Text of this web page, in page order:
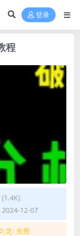
登录
程
2024-12-07
龙: 免费